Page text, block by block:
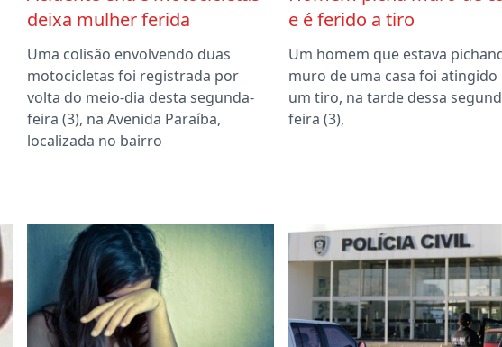
deixa mulher ferida
Uma colisão envolvendo duas
motocicletas foi registrada por
volta do meio-dia desta segunda-
feira (3), na Avenida Paraíba,
localizada no bairro
e é ferido a tiro
Um homem que estava
muro de uma casa foi atingido
um tiro, na tarde dessa
feira (3),